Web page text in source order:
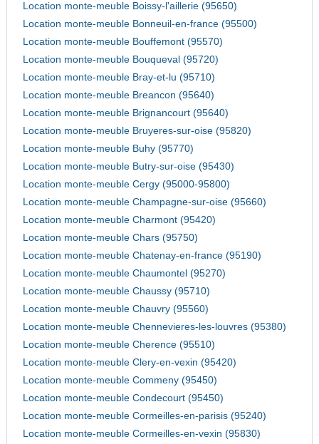
Location monte-meuble Boissy-l'aillerie (95650)
Location monte-meuble Bonneuil-en-france (95500)
Location monte-meuble Bouffemont (95570)
Location monte-meuble Bouqueval (95720)
Location monte-meuble Bray-et-lu (95710)
Location monte-meuble Breancon (95640)
Location monte-meuble Brignancourt (95640)
Location monte-meuble Bruyeres-sur-oise (95820)
Location monte-meuble Buhy (95770)
Location monte-meuble Butry-sur-oise (95430)
Location monte-meuble Cergy (95000-95800)
Location monte-meuble Champagne-sur-oise (95660)
Location monte-meuble Charmont (95420)
Location monte-meuble Chars (95750)
Location monte-meuble Chatenay-en-france (95190)
Location monte-meuble Chaumontel (95270)
Location monte-meuble Chaussy (95710)
Location monte-meuble Chauvry (95560)
Location monte-meuble Chennevieres-les-louvres (95380)
Location monte-meuble Cherence (95510)
Location monte-meuble Clery-en-vexin (95420)
Location monte-meuble Commeny (95450)
Location monte-meuble Condecourt (95450)
Location monte-meuble Cormeilles-en-parisis (95240)
Location monte-meuble Cormeilles-en-vexin (95830)